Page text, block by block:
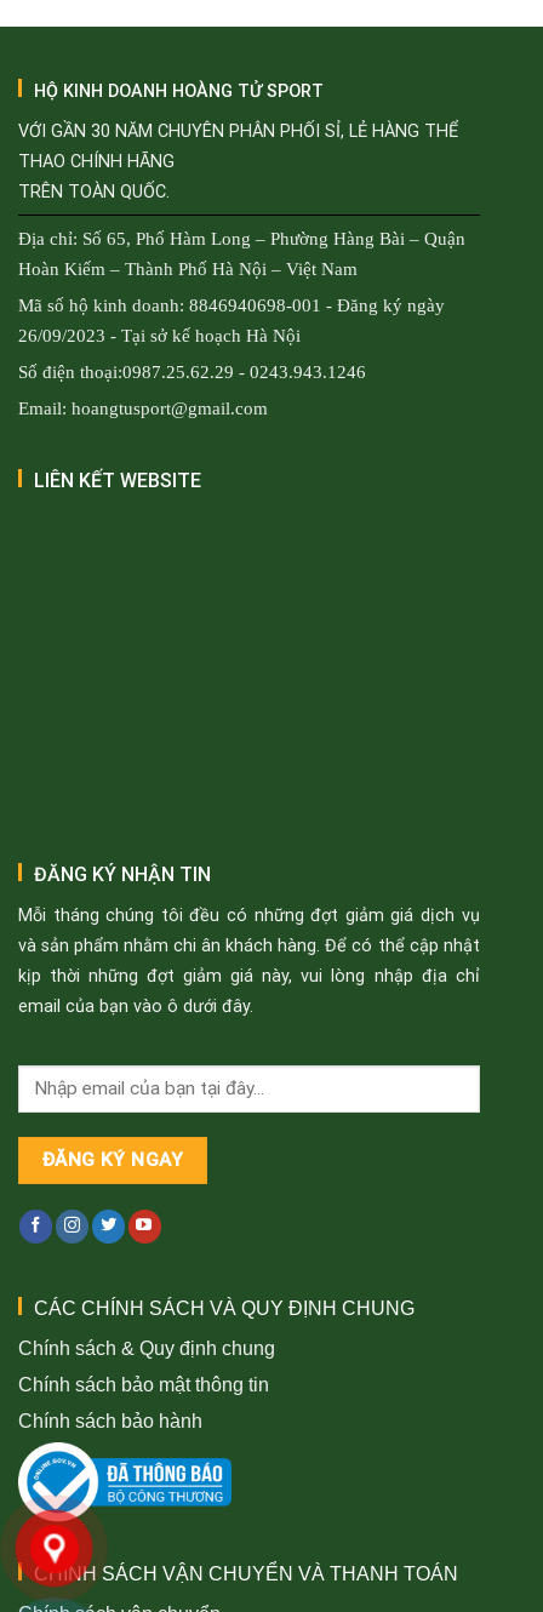
HỘ KINH DOANH HOÀNG TỬ SPORT
VỚI GẦN 30 NĂM CHUYÊN PHÂN PHỐI SỈ, LẺ HÀNG THỂ
THAO CHÍNH HÃNG
TRÊN TOÀN QUỐC.
Địa chỉ: Số 65, Phố Hàm Long – Phường Hàng Bài – Quận
Hoàn Kiếm – Thành Phố Hà Nội – Việt Nam
Mã số hộ kinh doanh: 8846940698-001 - Đăng ký ngày
26/09/2023 - Tại sở kế hoạch Hà Nội
Số điện thoại:0987.25.62.29 - 0243.943.1246
Email: hoangtusport@gmail.com
LIÊN KẾT WEBSITE
ĐĂNG KÝ NHẬN TIN
Mỗi tháng chúng tôi đều có những đợt giảm giá dịch vụ
và sản phẩm nhằm chi ân khách hàng. Để có thể cập nhật
kịp thời những đợt giảm giá này, vui lòng nhập địa chỉ
email của bạn vào ô dưới đây.
CÁC CHÍNH SÁCH VÀ QUY ĐỊNH CHUNG
Chính sách & Quy định chung
Chính sách bảo mật thông tin
Chính sách bảo hành
CHÍNH SÁCH VẬN CHUYỂN VÀ THANH TOÁN